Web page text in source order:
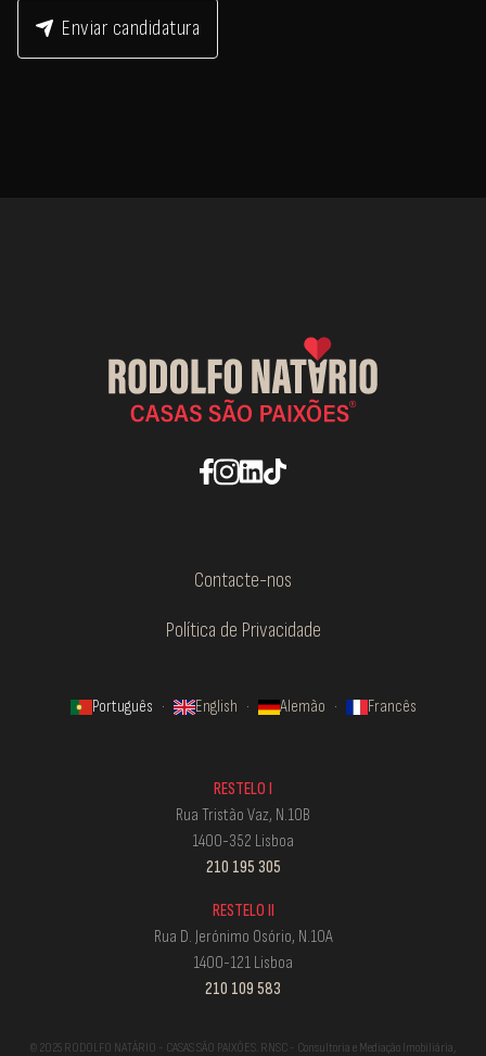
Enviar candidatura
Contacte-nos
Política de Privacidade
Português · English · Alemão · Francês
RESTELO I
Rua Tristão Vaz, N.10B
1400-352 Lisboa
210 195 305
RESTELO II
Rua D. Jerónimo Osório, N.10A
1400-121 Lisboa
210 109 583
© 2025 RODOLFO NATÁRIO - CASAS SÃO PAIXÕES. RNSC - Consultoria e Mediação Imobiliária,